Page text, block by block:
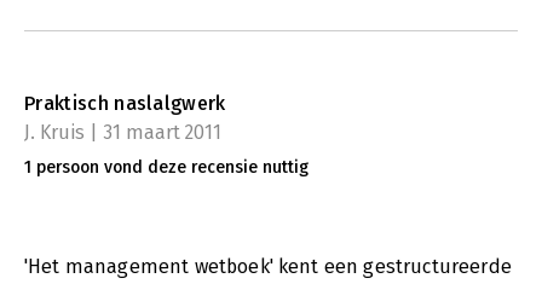
Praktisch naslalgwerk
J. Kruis | 31 maart 2011
1 persoon vond deze recensie nuttig
'Het management wetboek' kent een gestructureerde